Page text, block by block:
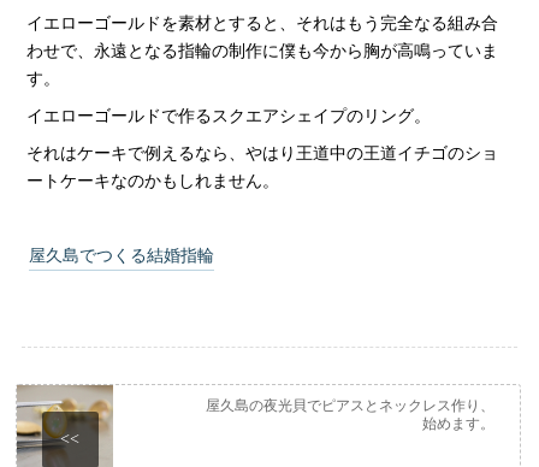
イエローゴールドを素材とすると、それはもう完全なる組み合
わせで、永遠となる指輪の制作に僕も今から胸が高鳴っていま
す。
イエローゴールドで作るスクエアシェイプのリング。
それはケーキで例えるなら、やはり王道中の王道イチゴのショ
ートケーキなのかもしれません。
屋久島でつくる結婚指輪
<<
屋久島の夜光貝でピアスとネックレス作り、
始めます。